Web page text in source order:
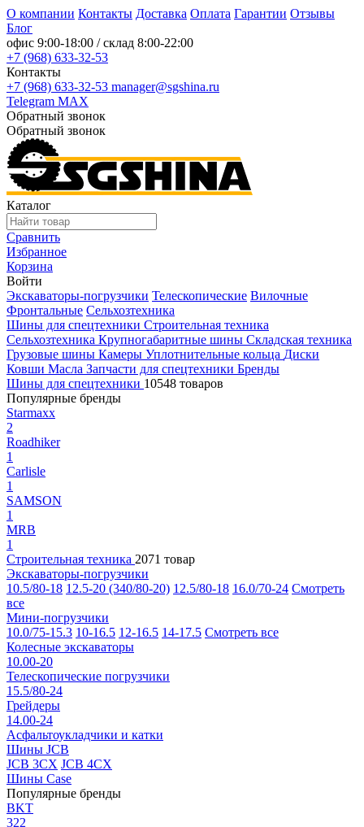
О компании Контакты Доставка Оплата Гарантии Отзывы
Блог
офис 9:00-18:00 / склад 8:00-22:00
+7 (968) 633-32-53
Контакты
+7 (968) 633-32-53 manager@sgshina.ru
Telegram MAX
Обратный звонок
Обратный звонок
Каталог
Сравнить
Избранное
Корзина
Войти
Экскаваторы-погрузчики Телескопические Вилочные
Фронтальные Сельхозтехника
Шины для спецтехники Строительная техника
Сельхозтехника Крупногабаритные шины Складская техника
Грузовые шины Камеры Уплотнительные кольца Диски
Ковши Масла Запчасти для спецтехники Бренды
Шины для спецтехники 10548 товаров
Популярные бренды
Starmaxx
2
Roadhiker
1
Carlisle
1
SAMSON
1
MRB
1
Строительная техника 2071 товар
Экскаваторы-погрузчики
10.5/80-18 12.5-20 (340/80-20) 12.5/80-18 16.0/70-24 Смотреть
все
Мини-погрузчики
10.0/75-15.3 10-16.5 12-16.5 14-17.5 Смотреть все
Колесные экскаваторы
10.00-20
Телескопические погрузчики
15.5/80-24
Грейдеры
14.00-24
Асфальтоукладчики и катки
Шины JCB
JCB 3CX JCB 4CX
Шины Case
Популярные бренды
BKT
322